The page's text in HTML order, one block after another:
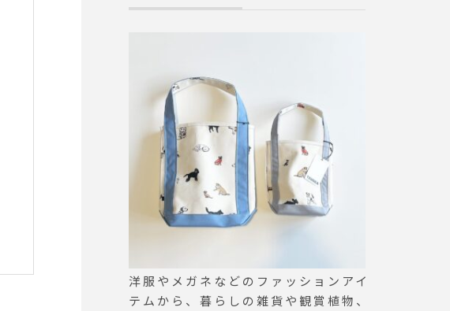
owerbase#フラワーベース#
サンタクロース#マトリョー
シュカ#Xmas#Christmas#h
ausmatsue #島根#松江
洋服やメガネなどのファッションアイ
テムから、暮らしの雑貨や観賞植物、